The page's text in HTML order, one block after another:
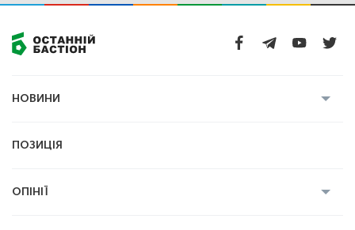
НОВИНИ
Економіка
ПОЗИЦІЯ
ОПІНІЇ